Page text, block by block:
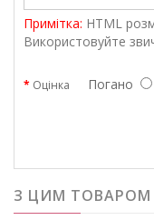
Примітка: HTML
Використовуйте
Оцінка Погано
З ЦИМ ТОВАРОМ